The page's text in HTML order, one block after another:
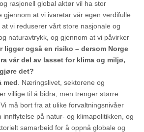
rasjonell global aktør vil ha stor
gjennom at vi ivaretar vår egen verdifulle
at vi reduserer vårt store nasjonale og
naturavtrykk, og gjennom at vi påvirker
ligger også en risiko – dersom Norge
vår del av lasset for klima og miljø,
det?
med . Næringslivet, sektorene og
villige til å bidra, men trenger større
må bort fra at ulike forvaltningsnivåer
innflytelse på natur- og klimapolitikken, og
samarbeid for å oppnå globale og